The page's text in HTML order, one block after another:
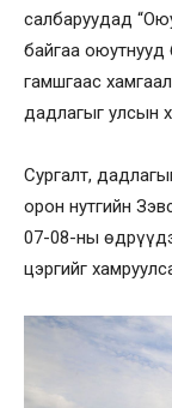
салбаруудад
байгаа оюутнууд
гамшгаас
дадлагыг улсын
Сургалт,
орон нутгийн
07-08-ны
цэргийг